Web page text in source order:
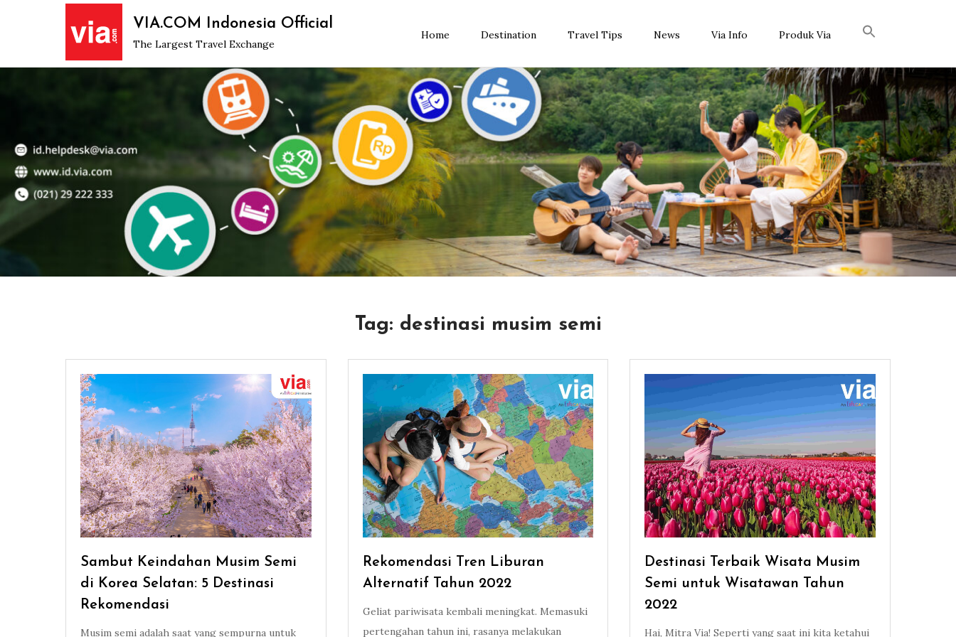
VIA.COM Indonesia Official
The Largest Travel Exchange
Home Destination Travel Tips News Via Info Produk Via
Tag: destinasi musim semi
Sambut Keindahan Musim Semi
di Korea Selatan: 5 Destinasi
Rekomendasi
Musim semi adalah saat yang sempurna untuk
Rekomendasi Tren Liburan
Alternatif Tahun 2022
Geliat pariwisata kembali meningkat. Memasuki
pertengahan tahun ini, rasanya melakukan
Destinasi Terbaik Wisata Musim
Semi untuk Wisatawan Tahun
2022
Hai, Mitra Via! Seperti yang saat ini kita ketahui